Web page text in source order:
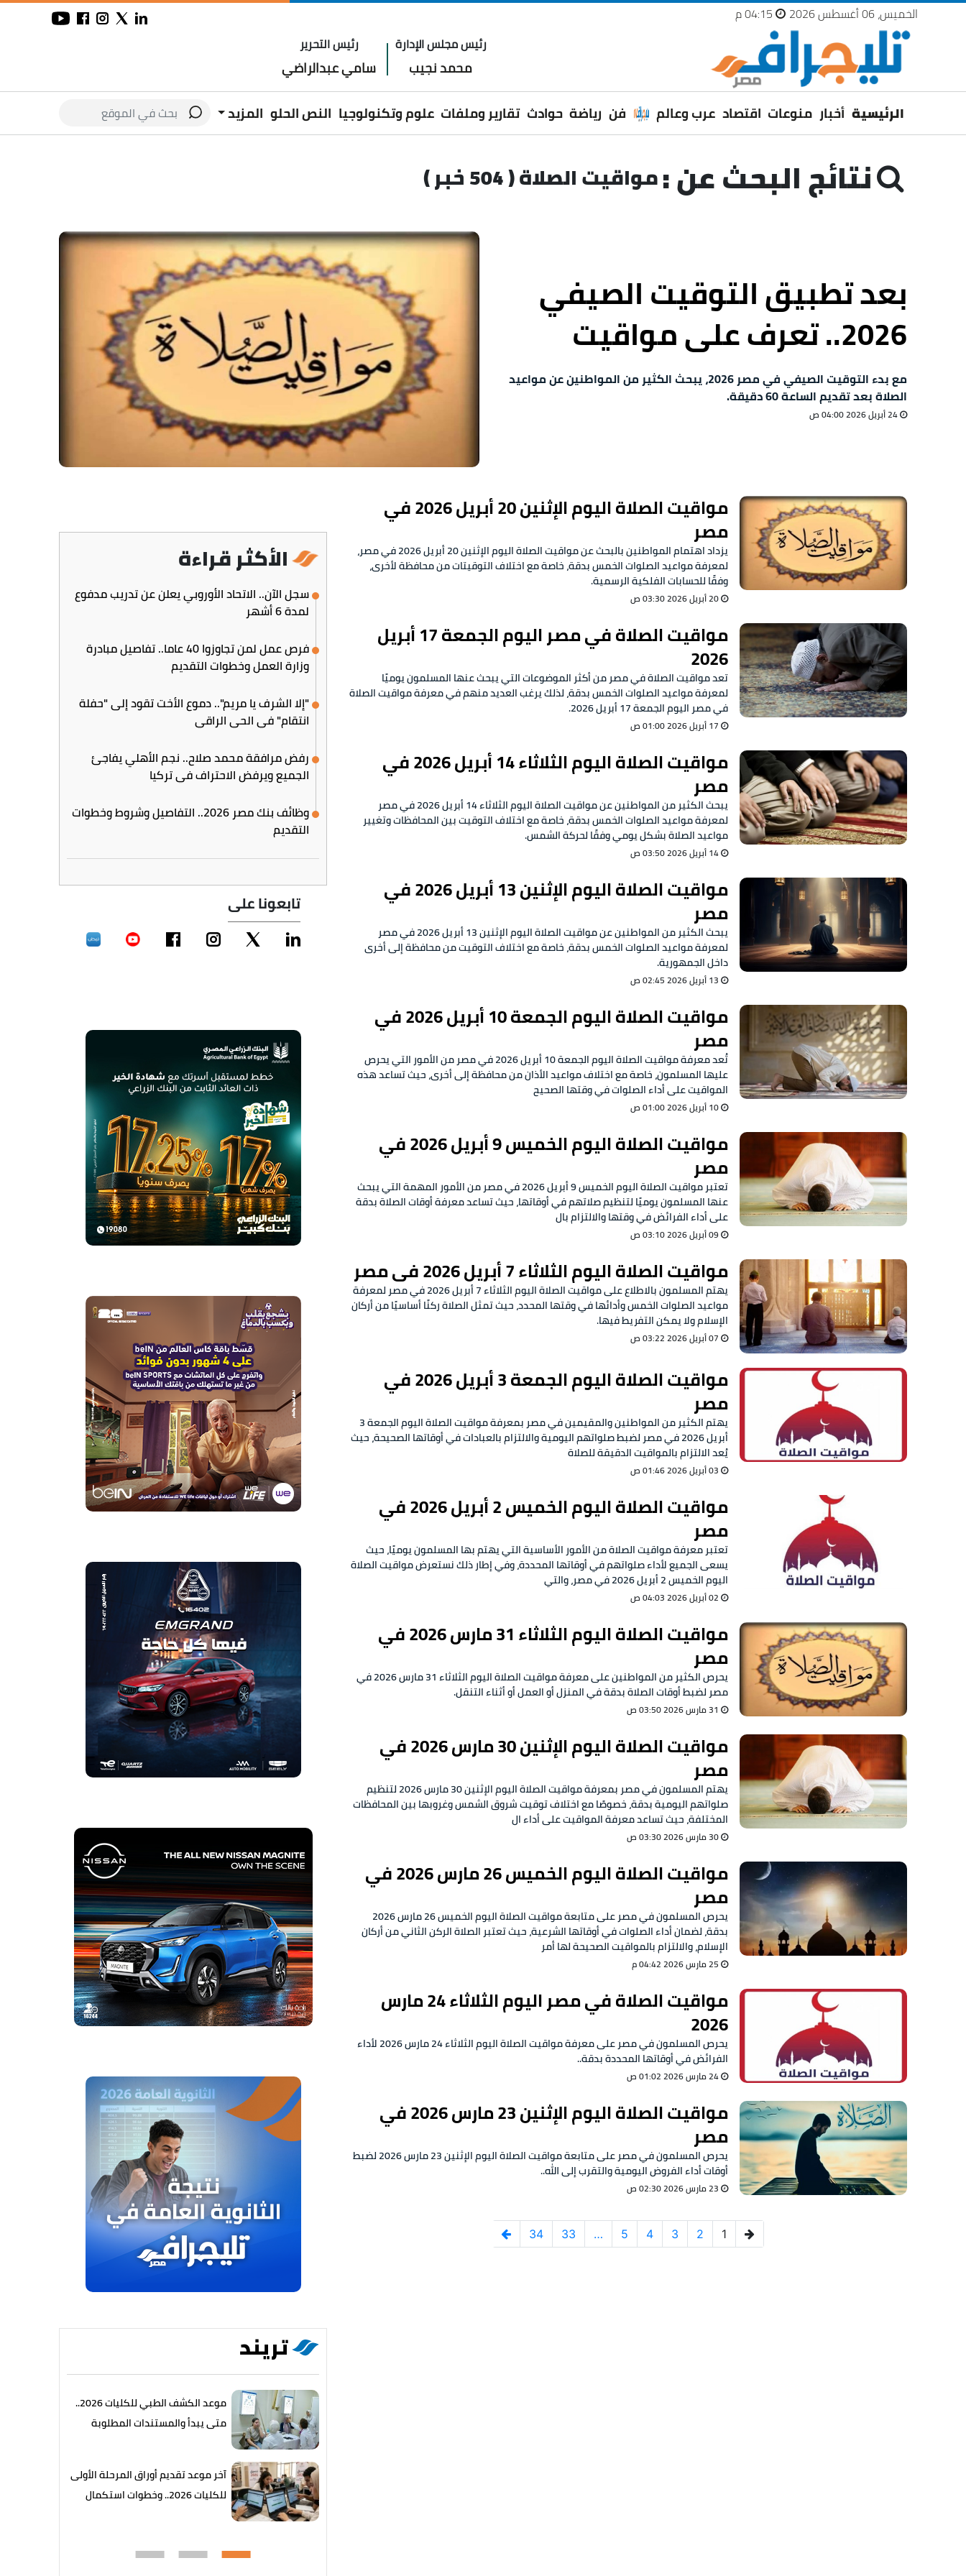
الخميس، 06 أغسطس 2026
رئيس مجلس الإدارة
محمد نجيب
رئيس التحرير
سامي عبدالراضي
الرئيسية أخبار منوعات اقتصاد عرب وعالم فن رياضة حوادث تقارير وملفات علوم وتكنولوجيا النص الحلو المزيد
نتائج البحث عن :مواقيت الصلاة ( 504 خبر )
بعد تطبيق التوقيت الصيفي
2026.. تعرف على مواقيت
الصلاة
مع بدء التوقيت الصيفي في مصر 2026، يبحث الكثير من المواطنين عن مواعيد
الصلاة بعد تقديم الساعة 60 دقيقة.
24 أبريل 2026 04:00 ص
مواقيت الصلاة اليوم الإثنين 20 أبريل 2026 في
مصر
يزداد اهتمام المواطنين بالبحث عن مواقيت الصلاة اليوم الإثنين 20 أبريل 2026 في مصر،
لمعرفة مواعيد الصلوات الخمس بدقة، خاصة مع اختلاف التوقيتات من محافظة لأخرى،
وفقًا للحسابات الفلكية الرسمية.
20 أبريل 2026 03:30 ص
مواقيت الصلاة في مصر اليوم الجمعة 17 أبريل
2026
تعد مواقيت الصلاة في مصر من أكثر الموضوعات التي يبحث عنها المسلمون يوميًا
لمعرفة مواعيد الصلوات الخمس بدقة، لذلك يرغب العديد منهم في معرفة مواقيت الصلاة
في مصر اليوم الجمعة 17 أبريل 2026.
17 أبريل 2026 01:00 ص
مواقيت الصلاة اليوم الثلاثاء 14 أبريل 2026 في
مصر
يبحث الكثير من المواطنين عن مواقيت الصلاة اليوم الثلاثاء 14 أبريل 2026 في مصر
لمعرفة مواعيد الصلوات الخمس بدقة، خاصة مع اختلاف التوقيت بين المحافظات وتغيير
مواعيد الصلاة بشكل يومي وفقًا لحركة الشمس.
14 أبريل 2026 03:50 ص
مواقيت الصلاة اليوم الإثنين 13 أبريل 2026 في
مصر
يبحث الكثير من المواطنين عن مواقيت الصلاة اليوم الإثنين 13 أبريل 2026 في مصر
لمعرفة مواعيد الصلوات الخمس بدقة، خاصة مع اختلاف التوقيت من محافظة إلى أخرى
داخل الجمهورية.
13 أبريل 2026 02:45 ص
مواقيت الصلاة اليوم الجمعة 10 أبريل 2026 في
مصر
تُعد معرفة مواقيت الصلاة اليوم الجمعة 10 أبريل 2026 في مصر من الأمور التي يحرص
عليها المسلمون، خاصة مع اختلاف مواعيد الأذان من محافظة إلى أخرى، حيث تساعد هذه
المواقيت على أداء الصلوات في وقتها الصحيح
10 أبريل 2026 01:00 ص
مواقيت الصلاة اليوم الخميس 9 أبريل 2026 في
مصر
تعتبر مواقيت الصلاة اليوم الخميس 9 أبريل 2026 في مصر من الأمور المهمة التي يبحث
عنها المسلمون يوميًا لتنظيم صلاتهم في أوقاتها، حيث تساعد معرفة أوقات الصلاة بدقة
على أداء الفرائض في وقتها والالتزام بال
09 أبريل 2026 03:10 ص
مواقيت الصلاة اليوم الثلاثاء 7 أبريل 2026 في مصر
يهتم المسلمون بالاطلاع على مواقيت الصلاة اليوم الثلاثاء 7 أبريل 2026 في مصر لمعرفة
مواعيد الصلوات الخمس وأدائها في وقتها المحدد، حيث تمثل الصلاة ركنًا أساسيًا من أركان
الإسلام ولا يمكن التفريط فيها.
07 أبريل 2026 03:22 ص
مواقيت الصلاة اليوم الجمعة 3 أبريل 2026 في
مصر
يهتم الكثير من المواطنين والمقيمين في مصر بمعرفة مواقيت الصلاة اليوم الجمعة 3
أبريل 2026 في مصر لضبط صلواتهم اليومية والالتزام بالعبادات في أوقاتها الصحيحة، حيث
يُعد الالتزام بالمواقيت الدقيقة للصلاة
03 أبريل 2026 01:46 ص
مواقيت الصلاة اليوم الخميس 2 أبريل 2026 في
مصر
تعتبر معرفة مواقيت الصلاة من الأمور الأساسية التي يهتم بها المسلمون يوميًا، حيث
يسعى الجميع لأداء صلواتهم في أوقاتها المحددة، وفي إطار ذلك نستعرض مواقيت الصلاة
اليوم الخميس 2 أبريل 2026 في مصر، والتي
02 أبريل 2026 04:03 ص
مواقيت الصلاة اليوم الثلاثاء 31 مارس 2026 في
مصر
يحرص الكثير من المواطنين على معرفة مواقيت الصلاة اليوم الثلاثاء 31 مارس 2026 في
مصر لضبط أوقات الصلاة بدقة في المنزل أو العمل أو أثناء التنقل.
31 مارس 2026 03:50 ص
مواقيت الصلاة اليوم الإثنين 30 مارس 2026 في
مصر
يهتم المسلمون في مصر بمعرفة مواقيت الصلاة اليوم الإثنين 30 مارس 2026 لتنظيم
صلواتهم اليومية بدقة، خصوصًا مع اختلاف توقيت شروق الشمس وغروبها بين المحافظات
المختلفة، حيث تساعد معرفة المواقيت على أداء ال
30 مارس 2026 03:30 ص
مواقيت الصلاة اليوم الخميس 26 مارس 2026 في
مصر
يحرص المسلمون في مصر على متابعة مواقيت الصلاة اليوم الخميس 26 مارس 2026
بدقة، لضمان أداء الصلوات في أوقاتها الشرعية، حيث تعتبر الصلاة الركن الثاني من أركان
الإسلام، والالتزام بالمواقيت الصحيحة لها أمر
25 مارس 2026 04:42 م
مواقيت الصلاة في مصر اليوم الثلاثاء 24 مارس
2026
يحرص المسلمون في مصر على معرفة مواقيت الصلاة اليوم الثلاثاء 24 مارس 2026 لأداء
الفرائض في أوقاتها المحددة بدقة..
24 مارس 2026 01:02 ص
مواقيت الصلاة اليوم الإثنين 23 مارس 2026 في
مصر
يحرص المسلمون في مصر على متابعة مواقيت الصلاة اليوم الإثنين 23 مارس 2026 لضبط
أوقات أداء الفروض اليومية والتقرب إلى الله..
23 مارس 2026 02:30 ص
1
2
3
4
5
…
33
34
الأكثر قراءة
سجل الآن.. الاتحاد الأوروبي يعلن عن تدريب مدفوع
لمدة 6 أشهر
فرص عمل لمن تجاوزوا 40 عاما.. تفاصيل مبادرة
وزارة العمل وخطوات التقديم
"إلا الشرف يا مريم".. دموع الأخت تقود إلى "حفلة
انتقام" في الحي الراقي
رفض مرافقة محمد صلاح.. نجم الأهلي يفاجئ
الجميع ويرفض الاحتراف في تركيا
وظائف بنك مصر 2026.. التفاصيل وشروط وخطوات
التقديم
تابعونا على
تريند
موعد الكشف الطبي للكليات 2026..
متى يبدأ والمستندات المطلوبة
آخر موعد تقديم أوراق المرحلة الأولى
للكليات 2026.. وخطوات استكمال